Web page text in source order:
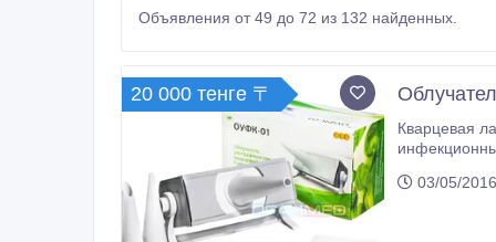
Объявления от 49 до 72 из 132 найденных.
20 000 тенге 〒
Кварцевая лампа
инфекционных заболеваний. Простая в
03/05/